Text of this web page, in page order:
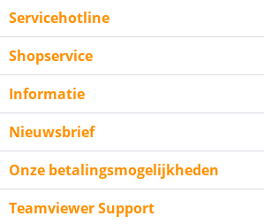
Servicehotline
Shopservice
Informatie
Nieuwsbrief
Onze betalingsmogelijkheden
Teamviewer Support